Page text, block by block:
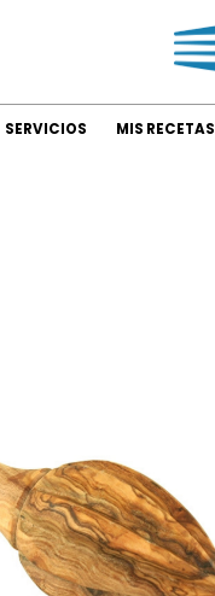
SERVICIOS MIS RECETAS